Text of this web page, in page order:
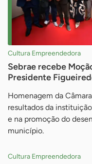
Cultura Empreendedora
Sebrae recebe
Presidente
Homenagem da
resultados da
e na promoção do
município.
Cultura Empreendedora